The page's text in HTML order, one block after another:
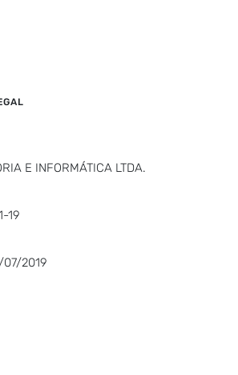
E INFORMÁTICA LTDA.
19
07/2019